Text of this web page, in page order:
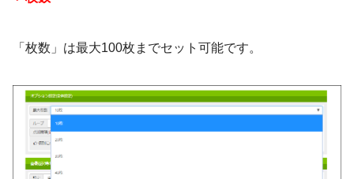
「枚数」は最大100枚までセット可能です。